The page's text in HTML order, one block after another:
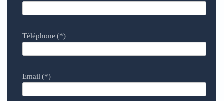
Téléphone (*)
Email (*)